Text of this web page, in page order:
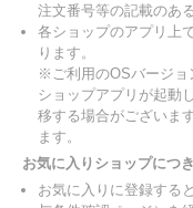
注文番号等の記載のあ
各ショップのアプリ上
ります。
※ご利用のOSバージョ
ショップアプリが起動
移する場合がございま
ます。
お気に入りショップにつ
お気に入りに登録する